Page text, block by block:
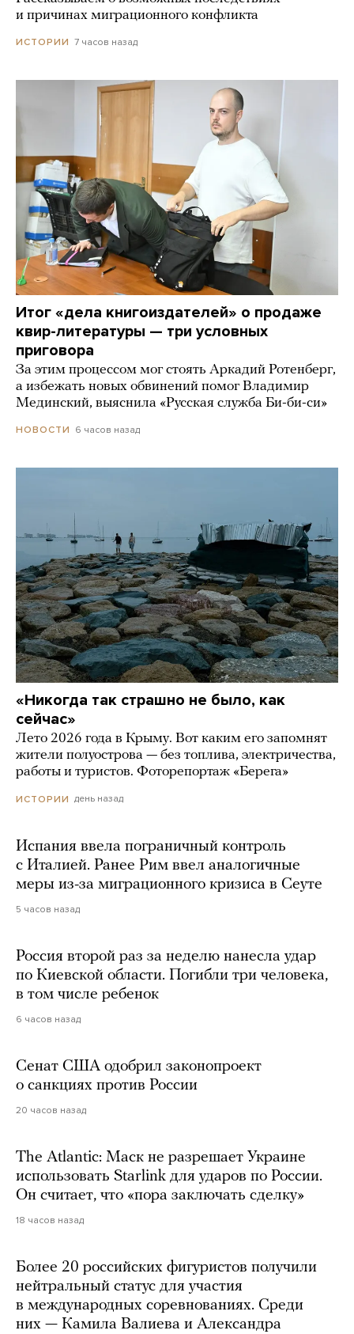
и причинах миграционного конфликта
ИСТОРИИ 7 часов назад
Итог «дела книгоиздателей» о продаже
квир-литературы — три условных
приговора
За этим процессом мог стоять Аркадий Ротенберг,
а избежать новых обвинений помог Владимир
Мединский, выяснила «Русская служба Би-би-си»
НОВОСТИ 6 часов назад
«Никогда так страшно не было, как
сейчас»
Лето 2026 года в Крыму. Вот каким его запомнят
жители полуострова — без топлива, электричества,
работы и туристов. Фоторепортаж «Берега»
ИСТОРИИ день назад
Испания ввела пограничный контроль
с Италией. Ранее Рим ввел аналогичные
меры из-за миграционного кризиса в Сеуте
5 часов назад
Россия второй раз за неделю нанесла удар
по Киевской области. Погибли три человека,
в том числе ребенок
6 часов назад
Сенат США одобрил законопроект
о санкциях против России
20 часов назад
The Atlantic: Маск не разрешает Украине
использовать Starlink для ударов по России.
Он считает, что «пора заключать сделку»
18 часов назад
Более 20 российских фигуристов получили
нейтральный статус для участия
в международных соревнованиях. Среди
них — Камила Валиева и Александра